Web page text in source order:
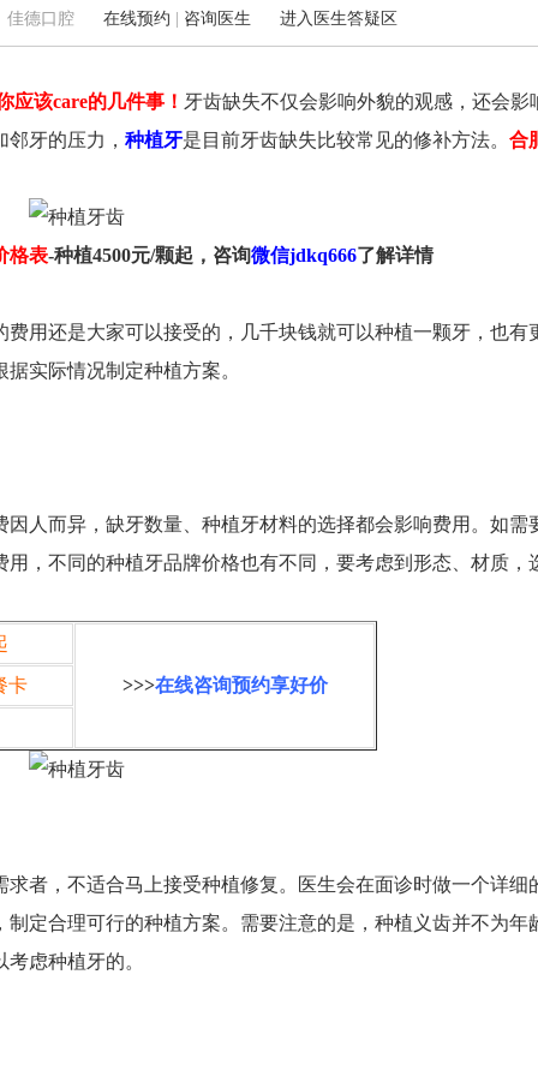
佳德口腔 在线预约 咨询医生 进入医生答疑区
该care的几件事！ 牙齿缺失不仅会影响外貌的观感，还会影
牙的压力， 种植牙是目前牙齿缺失比较常见的修补方法。 合
格表-种植4500元/颗起，咨询微信jdkq666了解详情
费用还是大家可以接受的，几千块钱就可以种植一颗牙，也有
实际情况制定种植方案。
因人而异，缺牙数量、种植牙材料的选择都会影响费用。如需
，不同的种植牙品牌价格也有不同，要考虑到形态、材质，
>>>在线咨询预约享好价
卡
，不适合马上接受种植修复。医生会在面诊时做一个详细
定合理可行的种植方案。需要注意的是，种植义齿并不为年
虑种植牙的。
望江西路123号（五彩城华润置地1楼）
蒙城北路108号(地铁3号线